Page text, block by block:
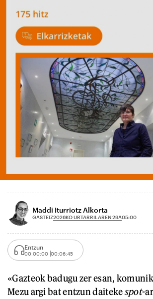
Maddi Iturriotz Alkorta
GASTEIZ2026KO URTARRILAREN 29A05:00
Entzun
00:00:00 00:06:45
«Gazteok badugu zer esan,
Mezu argi bat entzun daitekespot-